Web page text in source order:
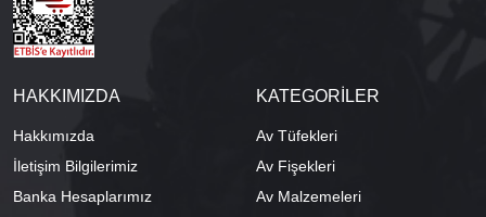
HAKKIMIZDA
Hakkımızda
İletişim Bilgilerimiz
Banka Hesaplarımız
KATEGORİLER
Av Tüfekleri
Av Fişekleri
Av Malzemeleri